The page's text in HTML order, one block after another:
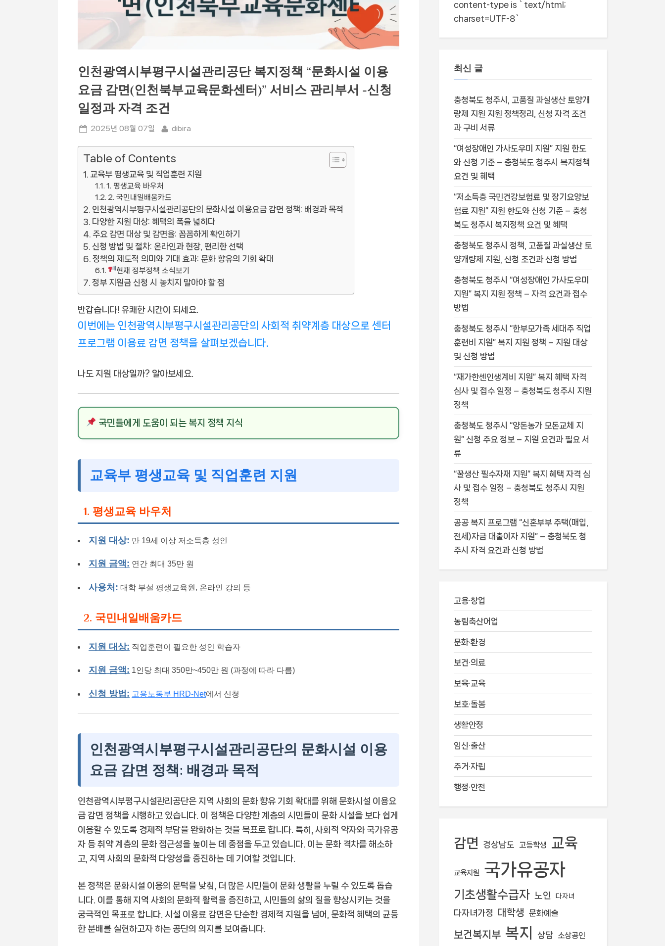
인천광역시부평구시설관리공단 복지정책 “문화시설 이용
요금 감면(인천북부교육문화센터)” 서비스 관리부서 -신청
일정과 자격 조건
Posted
2025년 08월 07일 By
dibira
Table of Contents
교육부 평생교육 및 직업훈련 지원
1. 평생교육 바우처
2. 국민내일배움카드
인천광역시부평구시설관리공단의 문화시설 이용요금 감면 정책: 배경과 목적
다양한 지원 대상: 혜택의 폭을 넓히다
주요 감면 대상 및 감면율: 꼼꼼하게 확인하기
신청 방법 및 절차: 온라인과 현장, 편리한 선택
정책의 제도적 의미와 기대 효과: 문화 향유의 기회 확대
현재 정부정책 소식보기
정부 지원금 신청 시 놓치지 말아야 할 점
반갑습니다! 유쾌한 시간이 되세요.
이번에는 인천광역시부평구시설관리공단의 사회적 취약계층 대상으로 센터
프로그램 이용료 감면 정책을 살펴보겠습니다.
나도 지원 대상일까? 알아보세요.
국민들에게 도움이 되는 복지 정책 지식
교육부 평생교육 및 직업훈련 지원
1. 평생교육 바우처
지원 대상: 만 19세 이상 저소득층 성인
지원 금액: 연간 최대 35만 원
사용처: 대학 부설 평생교육원, 온라인 강의 등
2. 국민내일배움카드
지원 대상: 직업훈련이 필요한 성인 학습자
지원 금액: 1인당 최대 350만~450만 원 (과정에 따라 다름)
신청 방법: 고용노동부 HRD-Net에서 신청
인천광역시부평구시설관리공단의 문화시설 이용
요금 감면 정책: 배경과 목적
인천광역시부평구시설관리공단은 지역 사회의 문화 향유 기회 확대를 위해 문화시설 이용요
금 감면 정책을 시행하고 있습니다. 이 정책은 다양한 계층의 시민들이 문화 시설을 보다 쉽게
이용할 수 있도록 경제적 부담을 완화하는 것을 목표로 합니다. 특히, 사회적 약자와 국가유공
자 등 취약 계층의 문화 접근성을 높이는 데 중점을 두고 있습니다. 이는 문화 격차를 해소하
고, 지역 사회의 문화적 다양성을 증진하는 데 기여할 것입니다.
본 정책은 문화시설 이용의 문턱을 낮춰, 더 많은 시민들이 문화 생활을 누릴 수 있도록 돕습
니다. 이를 통해 지역 사회의 문화적 활력을 증진하고, 시민들의 삶의 질을 향상시키는 것을
궁극적인 목표로 합니다. 시설 이용료 감면은 단순한 경제적 지원을 넘어, 문화적 혜택의 균등
한 분배를 실현하고자 하는 공단의 의지를 보여줍니다.
content-type is `text/html;
charset=UTF-8`
최신 글
충청북도 청주시, 고품질 과실생산 토양개
량제 지원 지원 정책정리, 신청 자격 조건
과 구비 서류
“여성장애인 가사도우미 지원” 지원 한도
와 신청 기준 – 충청북도 청주시 복지정책
요건 및 혜택
“저소득층 국민건강보험료 및 장기요양보
험료 지원” 지원 한도와 신청 기준 – 충청
북도 청주시 복지정책 요건 및 혜택
충청북도 청주시 정책, 고품질 과실생산 토
양개량제 지원, 신청 조건과 신청 방법
충청북도 청주시 “여성장애인 가사도우미
지원” 복지 지원 정책 – 자격 요건과 접수
방법
충청북도 청주시 “한부모가족 세대주 직업
훈련비 지원” 복지 지원 정책 – 지원 대상
및 신청 방법
“재가한센인생계비 지원” 복지 혜택 자격
심사 및 접수 일정 – 충청북도 청주시 지원
정책
충청북도 청주시 “양돈농가 모돈교체 지
원” 신청 주요 정보 – 지원 요건과 필요 서
류
“꿀생산 필수자재 지원” 복지 혜택 자격 심
사 및 접수 일정 – 충청북도 청주시 지원
정책
공공 복지 프로그램 “신혼부부 주택(매입,
전세)자금 대출이자 지원” – 충청북도 청
주시 자격 요건과 신청 방법
고용·창업
농림축산어업
문화·환경
보건·의료
보육·교육
보호·돌봄
생활안정
임신·출산
주거·자립
행정·안전
감면 경상남도 고등학생 교육
교육지원 국가유공자
기초생활수급자 노인 다자녀
다자녀가정 대학생 문화예술
보건복지부 복지 상담 소상공인